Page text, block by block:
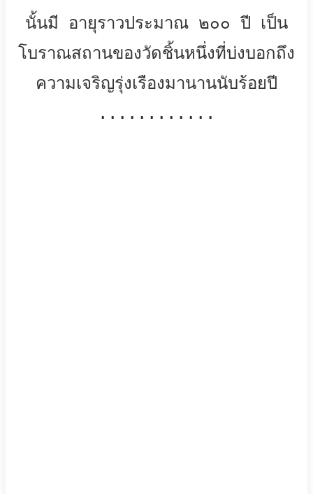
นั้นมี อายุราวประมาณ ๒๐๐ ปี เป็น
โบราณสถานของวัดชิ้นหนึ่งที่บ่งบอกถึง
ความเจริญรุ่งเรืองมานานนับร้อยปี
............